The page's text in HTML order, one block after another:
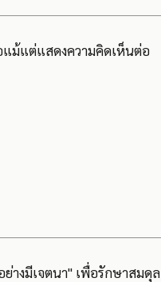
ม้แต่แสดงความคิดเห็นต่อ
างมีเจตนา" เพื่อรักษาสมดุล